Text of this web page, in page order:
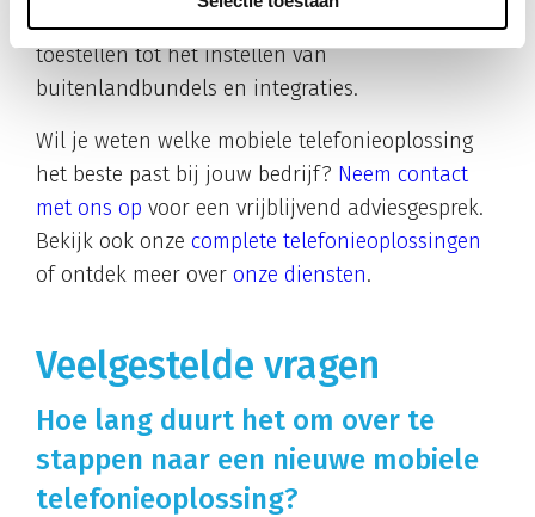
kiezen van de juiste simkaarten en mobiele
toestellen tot het instellen van
buitenlandbundels en integraties.
Wil je weten welke mobiele telefonieoplossing
het beste past bij jouw bedrijf? Neem contact
met ons op voor een vrijblijvend adviesgesprek.
Bekijk ook onze complete telefonieoplossingen
of ontdek meer over onze diensten.
Veelgestelde vragen
Hoe lang duurt het om over te
stappen naar een nieuwe mobiele
telefonieoplossing?